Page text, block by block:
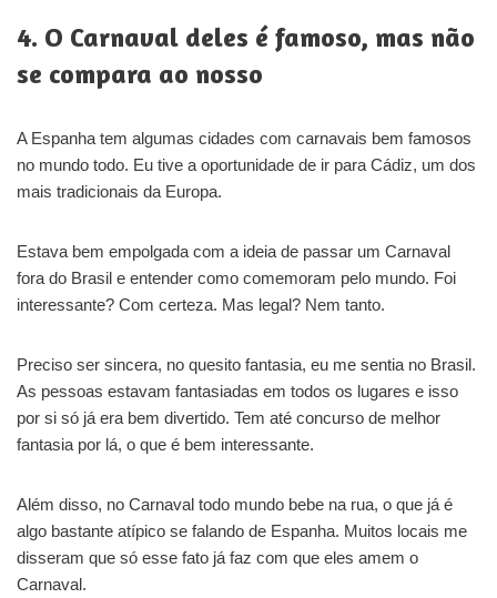
4. O Carnaval deles é famoso, mas não
se compara ao nosso
A Espanha tem algumas cidades com carnavais bem famosos
no mundo todo. Eu tive a oportunidade de ir para Cádiz, um dos
mais tradicionais da Europa.
Estava bem empolgada com a ideia de passar um Carnaval
fora do Brasil e entender como comemoram pelo mundo. Foi
interessante? Com certeza. Mas legal? Nem tanto.
Preciso ser sincera, no quesito fantasia, eu me sentia no Brasil.
As pessoas estavam fantasiadas em todos os lugares e isso
por si só já era bem divertido. Tem até concurso de melhor
fantasia por lá, o que é bem interessante.
Além disso, no Carnaval todo mundo bebe na rua, o que já é
algo bastante atípico se falando de Espanha. Muitos locais me
disseram que só esse fato já faz com que eles amem o
Carnaval.